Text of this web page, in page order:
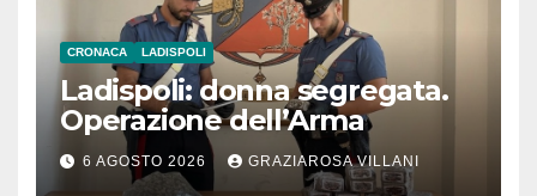
CRONACA LADISPOLI
Ladispoli: donna segregata.
Operazione dell’Arma
6 AGOSTO 2026 GRAZIAROSA VILLANI